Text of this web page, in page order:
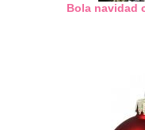
Bola navidad